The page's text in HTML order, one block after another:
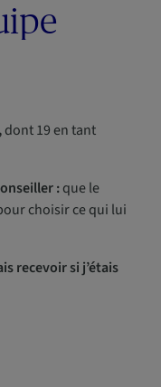
dont 19 en tant
:que le
choisir ce qui lui
recevoir si j’étais